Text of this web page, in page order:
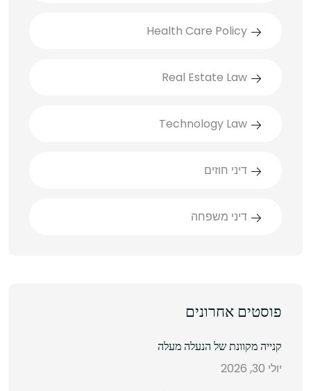
Health Care Policy
Real Estate Law
Technology Law
דיני חוזים
דיני משפחה
פוסטים אחרונים
קנייה מקוונת של הנעלה מעלה
יולי 30, 2026